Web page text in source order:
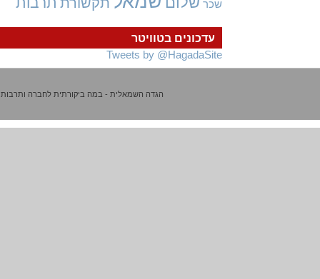
עדכונים בטוויטר
Tweets by @HagadaSite
שכר
הגדה השמאלית - במה ביקורתית לחברה ותרבות